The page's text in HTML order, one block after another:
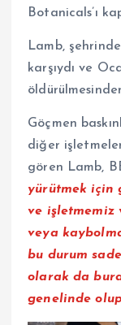
Botanicals’ı
Lamb,
karşıydı ve
Göçmen
diğer
gören Lamb,
yürütmek için
ve işletmemiz
veya
bu durum
olarak da
genelinde